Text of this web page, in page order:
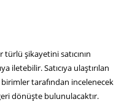
türlü şikayetini satıcının
iletebilir. Satıcıya ulaştırılan
tarafından incelenecek
dönüşte bulunulacaktır.